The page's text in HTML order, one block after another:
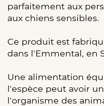
parfaitement aux
aux chiens sensibles.
Ce produit est
dans l'Emmental, en
Une alimentation
l'espèce peut avoir
l'organisme des